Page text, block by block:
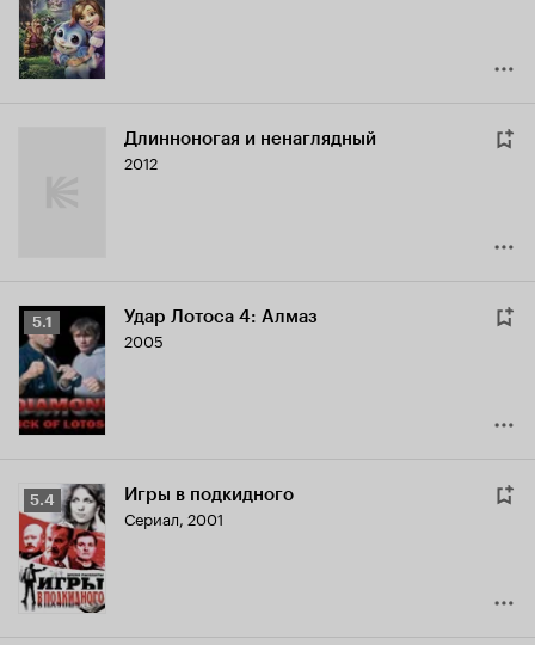
6.9
Длинноногая и ненаглядный
2012
Рейтинг
Кинопоиска
5.1
5.1 Удар Лотоса 4: Алмаз
2005
Рейтинг
Кинопоиска
5.4
5.4 Игры в подкидного
Сериал, 2001